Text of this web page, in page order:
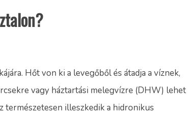
Hőt von ki a levegőből és átadja a víznek,
vagy háztartási melegvízre (DHW) lehet
természetesen illeszkedik a hidronikus